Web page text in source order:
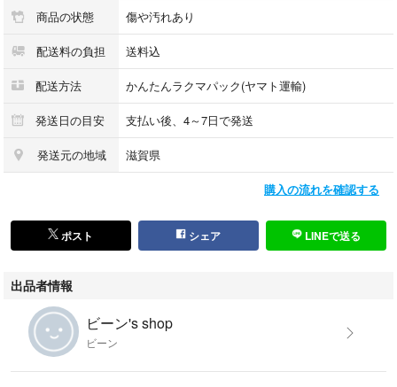
商品の状態 傷や汚れあり
配送料の負担 送料込
配送方法 かんたんラクマパック(ヤマト運輸)
発送日の目安 支払い後、4～7日で発送
発送元の地域 滋賀県
購入の流れを確認する
ポスト シェア LINEで送る
出品者情報
ビーン's shop
ビーン